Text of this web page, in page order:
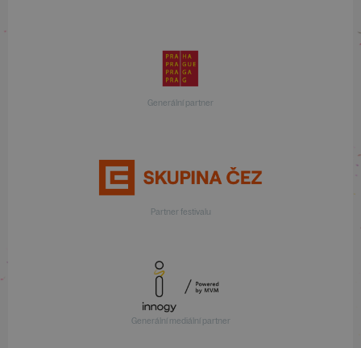
Generální partner
Partner festivalu
Generální mediální partner